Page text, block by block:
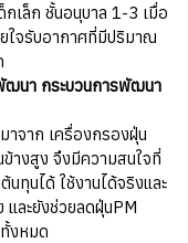
กเล็ก ชั้นอนุบาล 1-3 เมื่อ
ยใจรับอากาศที่มีปริมาณ
ฒนา กระบวนการพัฒนา
จาก เครื่องกรองฝุ่น
างสูง จึงมีความสนใจที่
ทุนได้ ใช้งานได้จริงและ
และยังช่วยลดฝุ่นPM
งหมด